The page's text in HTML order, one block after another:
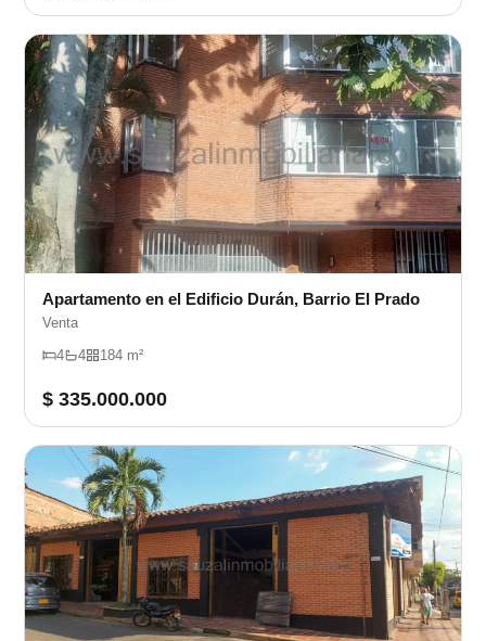
Apartamento en el Edificio Durán, Barrio El Prado
Venta
4 4 184 m²
$ 335.000.000